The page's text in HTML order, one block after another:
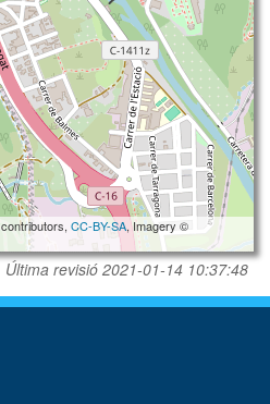
contributors, CC-BY-SA, Imagery ©
Última revisió 2021-01-14 10:37:48